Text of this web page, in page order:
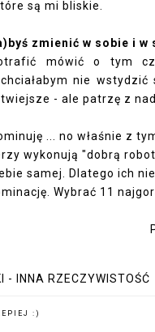
są mi bliskie.
zmienić w sobie i w
mówić o tym
nie wstydzić
- ale patrzę z
... no właśnie z
wykonują "dobrą
samej. Dlatego ich
Wybrać 11
- INNA RZECZYWISTOŚĆ
:)